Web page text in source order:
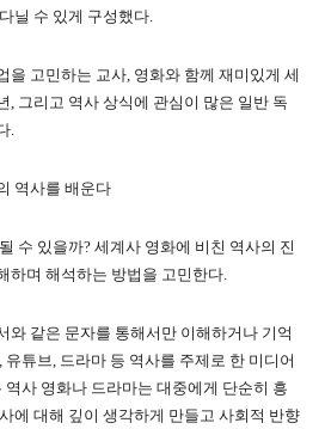
닐 수 있게 구성했다.
을 고민하는 교사, 영화와 함께 재미있게 세
, 그리고 역사 상식에 관심이 많은 일반 독
.
역사를 배운다
수 있을까? 세계사 영화에 비친 역사의 진
하며 해석하는 방법을 고민한다.
와 같은 문자를 통해서만 이해하거나 기억
튜브, 드라마 등 역사를 주제로 한 미디어
역사 영화나 드라마는 대중에게 단순히 흥
에 대해 깊이 생각하게 만들고 사회적 반향